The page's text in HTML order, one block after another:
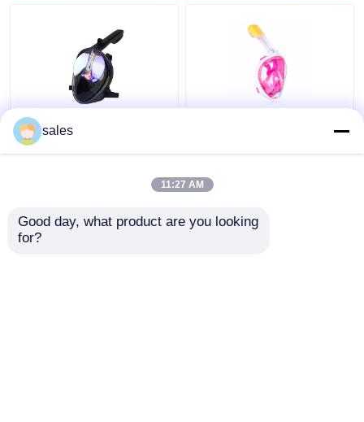
সিলিকন 180 ডিগ্রি ফুল ফেস
স্নোরকেল ডাইভিং ব্যবহার করে
sales
11:27 AM
Good day, what product are you looking
for?